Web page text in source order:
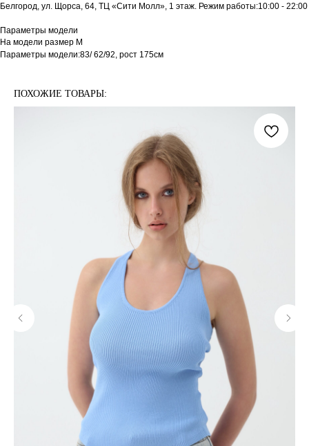
Белгород, ул. Щорса, 64, ТЦ «Сити Молл», 1 этаж. Режим работы:10:00 - 22:00
Параметры модели
На модели размер М
Параметры модели:83/ 62/92, рост 175см
ПОХОЖИЕ ТОВАРЫ: